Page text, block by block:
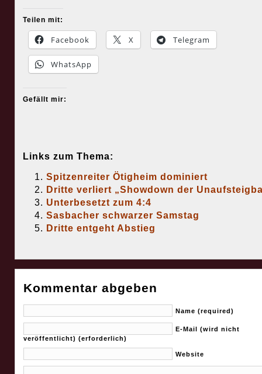
Teilen mit:
Facebook X Telegram
WhatsApp
Gefällt mir:
Links zum Thema:
Spitzenreiter Ötigheim dominiert
Dritte verliert „Showdown der
Unterbesetzt zum 4:4
Sasbacher schwarzer Samstag
Dritte entgeht Abstieg
Kommentar abgeben
Name (required)
E-Mail (wird nicht
veröffentlicht) (erforderlich)
Website